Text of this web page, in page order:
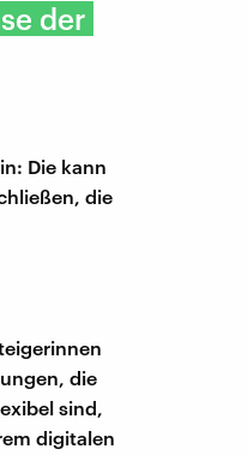
der
Die kann
die
die
sind,
digitalen